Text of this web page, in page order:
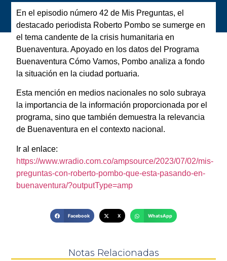
En el episodio número 42 de Mis Preguntas, el
destacado periodista Roberto Pombo se sumerge en
el tema candente de la crisis humanitaria en
Buenaventura. Apoyado en los datos del Programa
Buenaventura Cómo Vamos, Pombo analiza a fondo
la situación en la ciudad portuaria.
Esta mención en medios nacionales no solo subraya
la importancia de la información proporcionada por el
programa, sino que también demuestra la relevancia
de Buenaventura en el contexto nacional.
Ir al enlace:
https://www.wradio.com.co/ampsource/2023/07/02/mis-
preguntas-con-roberto-pombo-que-esta-pasando-en-
buenaventura/?outputType=amp
Facebook X WhatsApp
Notas Relacionadas